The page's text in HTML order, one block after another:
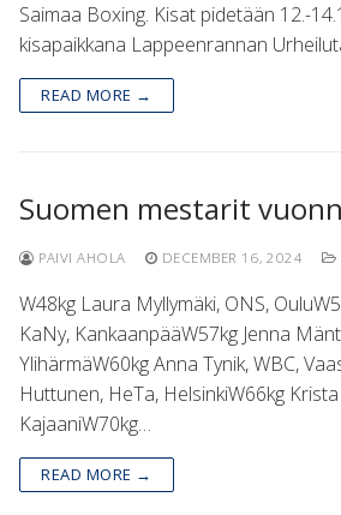
Saimaa Boxing. Kisat pidetään 12.-
kisapaikkana Lappeenrannan
READ MORE →
Suomen mestarit
PAIVI AHOLA DECEMBER 16, 2024
W48kg Laura Myllymäki, ONS,
KaNy, KankaanpääW57kg Jenna
YlihärmäW60kg Anna Tynik, WBC,
Huttunen, HeTa, HelsinkiW66kg
KajaaniW70kg…
READ MORE →